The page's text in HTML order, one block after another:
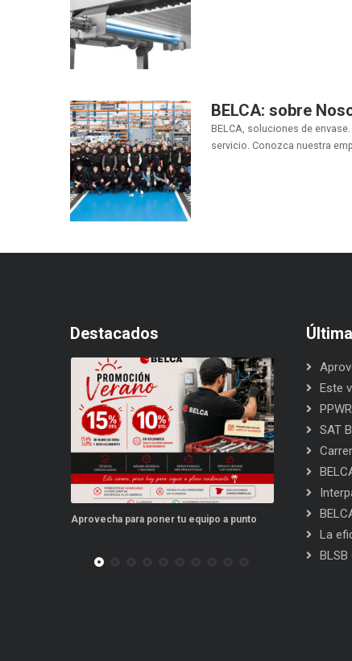
BELCA: sobre
BELCA, soluciones de
servicio. Conozca nuestra
Destacados
Este verano, tus repuestos tienen ventajas PPWR:
Este
SAT
La